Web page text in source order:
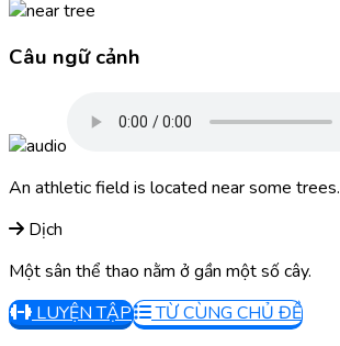
Câu ngữ cảnh
An athletic field is located near some trees.
Dịch
Một sân thể thao nằm ở gần một số cây.
LUYỆN TẬP
TỪ CÙNG CHỦ ĐỀ